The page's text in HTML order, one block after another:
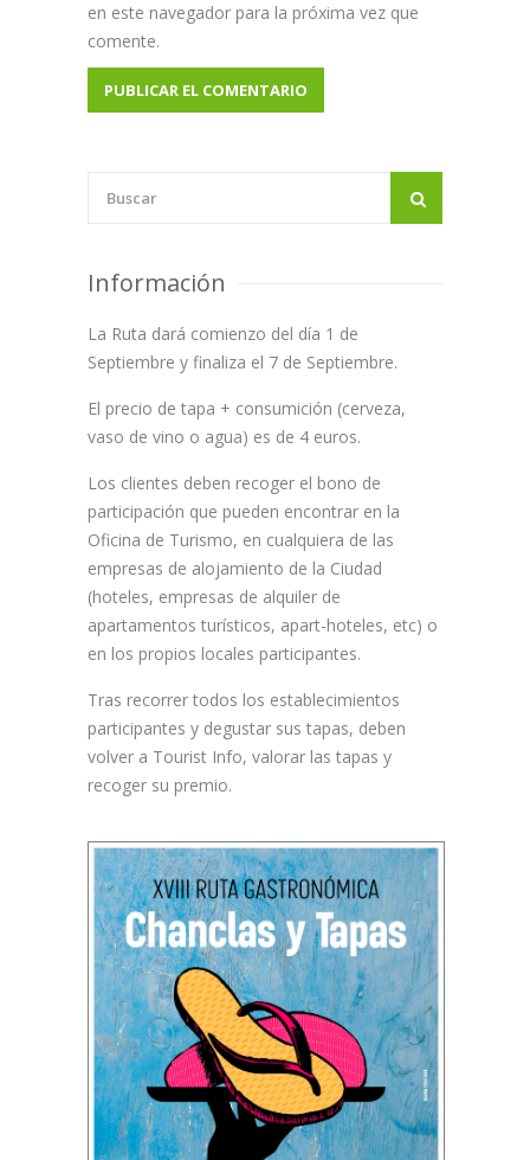
en este navegador para la próxima vez que
comente.
Información
La Ruta dará comienzo del día 1 de
Septiembre y finaliza el 7 de Septiembre.
El precio de tapa + consumición (cerveza,
vaso de vino o agua) es de 4 euros.
Los clientes deben recoger el bono de
participación que pueden encontrar en la
Oficina de Turismo, en cualquiera de las
empresas de alojamiento de la Ciudad
(hoteles, empresas de alquiler de
apartamentos turísticos, apart-hoteles, etc) o
en los propios locales participantes.
Tras recorrer todos los establecimientos
participantes y degustar sus tapas, deben
volver a Tourist Info, valorar las tapas y
recoger su premio.